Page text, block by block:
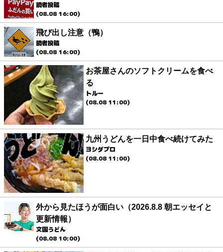
読者投稿
(08.08 16:00)
飛び出し注意（鴨）
読者投稿
(08.08 16:00)
お茶屋さんのソフトクリームを食べ
る
トルー
(08.08 11:00)
九州うどんを一日中食べ続けてみた
ヨシダプロ
(08.08 11:00)
外から見たほうが面白い（2026.8.8 朝エッセイと
更新情報）
文園うどん
(08.08 10:00)